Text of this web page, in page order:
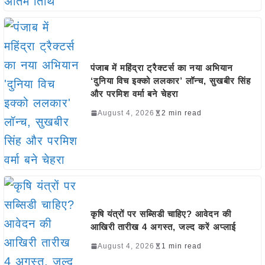
पंजाब में महिंद्रा ट्रैक्टर्स का नया अभियान
‘दुनिया विच इक्को ललकार’ लॉन्च, सुखबीर सिंह
और परमिश वर्मा बने चेहरा
August 4, 2026 2 min read
कृषि यंत्रों पर सब्सिडी चाहिए? आवेदन की
आखिरी तारीख 4 अगस्त, जल्द करें अप्लाई
August 4, 2026 1 min read